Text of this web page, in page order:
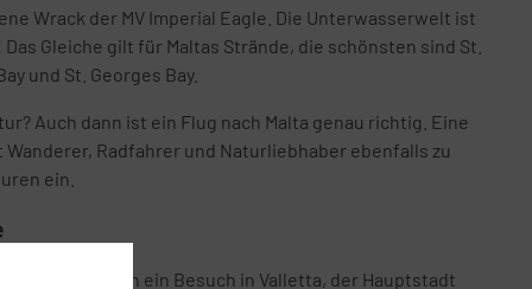
Wrack der MV Imperial Eagle. Die Unterwasserwelt ist
Gleiche gilt für Maltas Strände, die schönsten sind St.
und St. Georges Bay.
Auch dann ist ein Flug nach Malta genau richtig. Eine
Radfahrer und Naturliebhaber ebenfalls zu
ein.
ist natürlich ein Besuch in Valletta, der Hauptstadt